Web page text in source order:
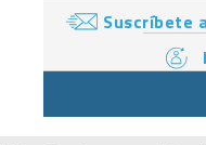
Suscríbete